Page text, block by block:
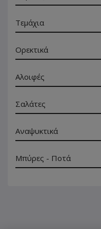
Τεμάχια
Ορεκτικά
Αλοιφές
Σαλάτες
Αναψυκτικά
Μπύρες - Ποτά